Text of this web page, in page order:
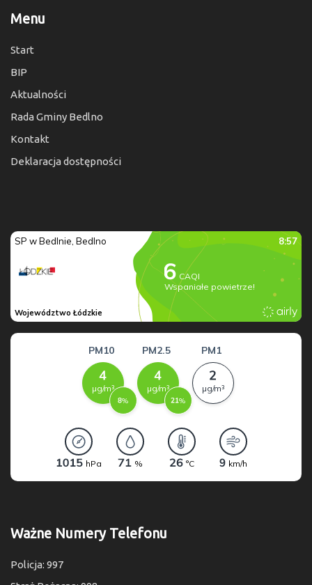
Menu
Start
BIP
Aktualności
Rada Gminy Bedlno
Kontakt
Deklaracja dostępności
Ważne Numery Telefonu
Policja: 997